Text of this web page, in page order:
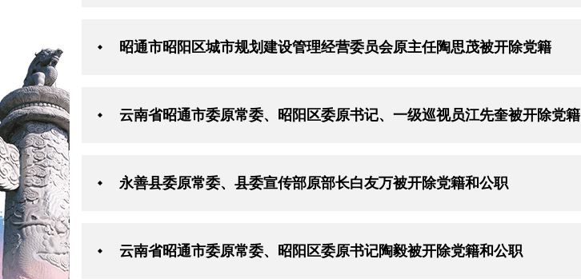
昭通市昭阳区城市规划建设管理经营委员会原主任陶思茂被开除党籍
云南省昭通市委原常委、昭阳区委原书记、一级巡视员江先奎被开除党籍
永善县委原常委、县委宣传部原部长白友万被开除党籍和公职
云南省昭通市委原常委、昭阳区委原书记陶毅被开除党籍和公职